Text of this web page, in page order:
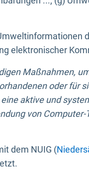
elektronischer
Maßnahmen,
oder für
aktive und
von
dem NUIG (